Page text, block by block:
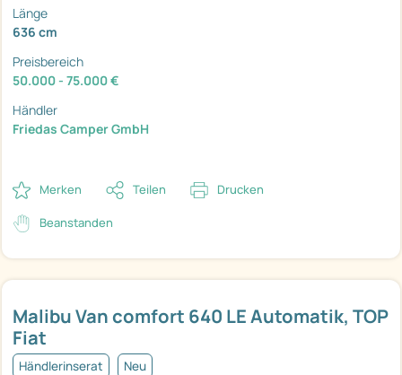
Malibu Van comfort 640 LE Automatik, TOP
Fiat
Händlerinserat Neu
Länge
636 cm
Preisbereich
50.000 - 75.000 €
Händler
Friedas Camper GmbH
Merken Teilen Drucken
Beanstanden